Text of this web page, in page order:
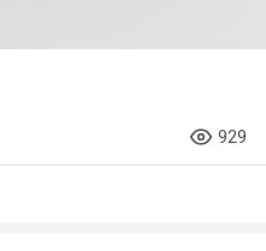
929